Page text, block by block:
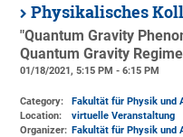
Physikalisches
"Quantum Gravity
Quantum Gravity
01/18/2021, 5:15 PM - 6:15 PM
Category:
Fakultät für Physik und
Location:
virtuelle Veranstaltung
Organizer: Fakultät für Physik und